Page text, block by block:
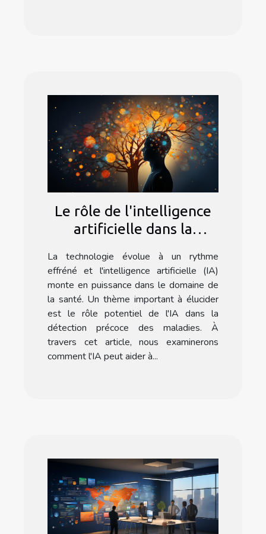
Le rôle de l'intelligence
artificielle dans la
maladies
La technologie évolue à un rythme
effréné et l'intelligence artificielle (IA)
monte en puissance dans le domaine de
la santé. Un thème important à élucider
est le rôle potentiel de l'IA dans la
détection précoce des maladies. À
travers cet article, nous examinerons
comment l'IA peut aider à...